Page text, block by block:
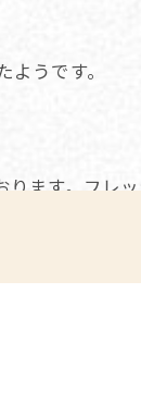
うです。
ます。フレ